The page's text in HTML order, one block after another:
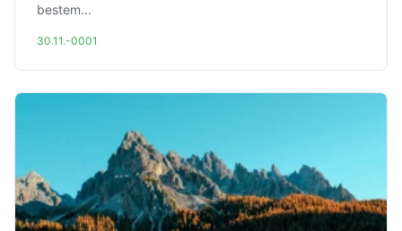
bestem...
30.11.-0001